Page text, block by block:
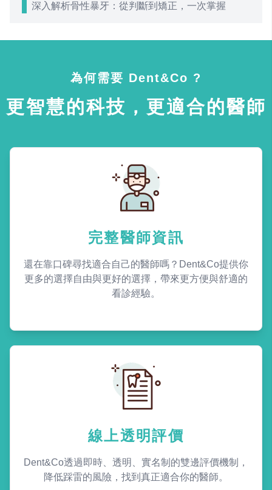
深入解析骨性暴牙：從判斷到矯正，一次掌握
為何需要 Dent&Co ?
更智慧的科技，更適合的醫師
完整醫師資訊
還在靠口碑尋找適合自己的醫師嗎？Dent&Co提供你
更多的選擇自由與更好的選擇，帶來更方便與舒適的
看診經驗。
線上透明評價
Dent&Co透過即時、透明、實名制的雙邊評價機制，
降低踩雷的風險，找到真正適合你的醫師。